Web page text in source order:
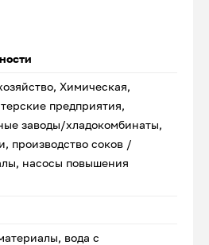
Химическая,
предприятия,
заводы/хладокомбинаты,
производство соков /
насосы повышения
вода с